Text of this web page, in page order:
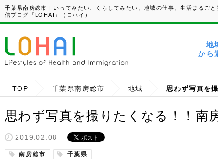
千葉県南房総市 | いってみたい、くらしてみたい、地域の仕事、生活まるごと
信ブログ「LOHAI」（ロハイ）
地
から
TOP 千葉県南房総市 地域
思わず写真を撮りたくなる！！南
2019.02.08
南房総市 千葉県